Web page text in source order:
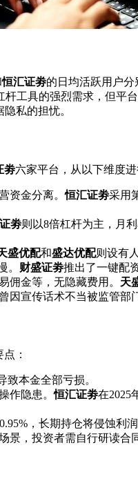
恒汇证劵的日均活跃用户分
工具的强烈需求，但平
私的担忧。
劵六家平台，从以下维度进
资金分离。恒汇证劵采用
劵则以8倍杠杆为主，月利
盛优配和盛达优配则设有
。 财盛证劵推出了一键配
佣金等，无隐藏费用。 天
曾因宣传话术不当被监管部
：
致本金全部亏损。
作隐患。恒汇证劵在2025
，长期持仓将侵蚀利润
景，投资者需自行研读合